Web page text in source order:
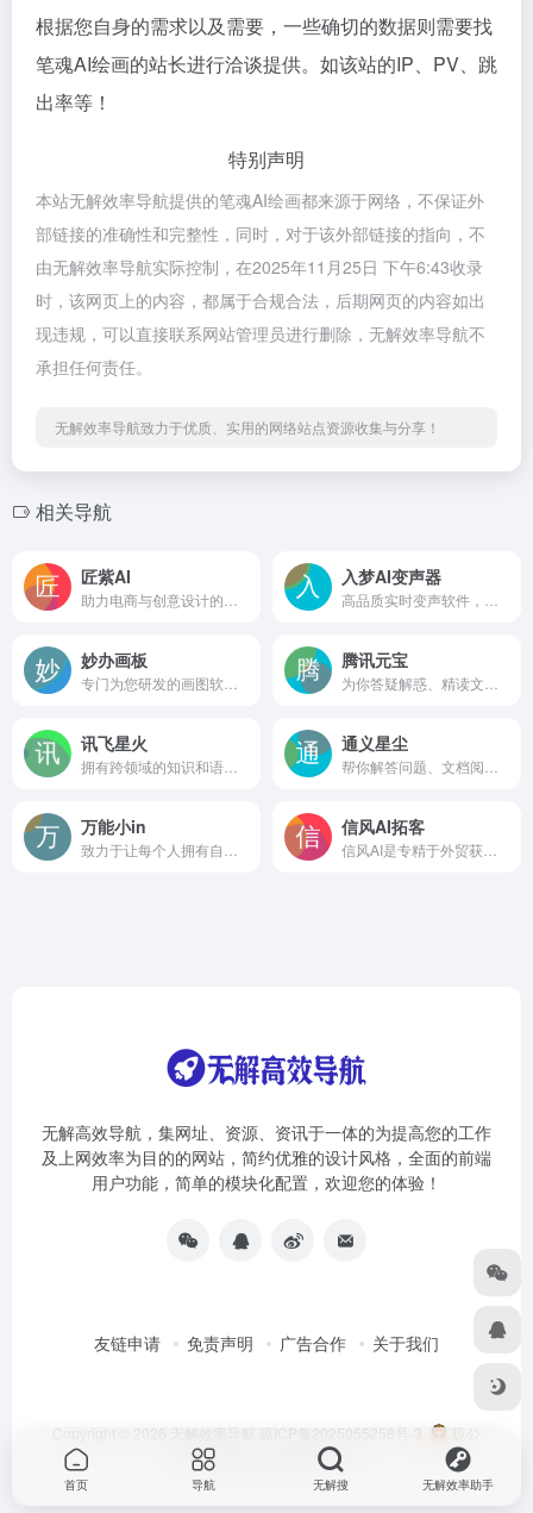
根据您自身的需求以及需要，一些确切的数据则需要找
笔魂AI绘画的站长进行洽谈提供。如该站的IP、PV、跳
出率等！
特别声明
本站无解效率导航提供的笔魂AI绘画都来源于网络，不保证外
部链接的准确性和完整性，同时，对于该外部链接的指向，不
由无解效率导航实际控制，在2025年11月25日 下午6:43收录
时，该网页上的内容，都属于合规合法，后期网页的内容如出
现违规，可以直接联系网站管理员进行删除，无解效率导航不
承担任何责任。
无解效率导航致力于优质、实用的网络站点资源收集与分享！
相关导航
匠紫AI 入梦AI变声器
妙办画板 腾讯元宝
讯飞星火 通义星尘
万能小in 信风AI拓客
无解高效导航，集网址、资源、资讯于一体的为提高您的工作
及上网效率为目的的网站，简约优雅的设计风格，全面的前端
用户功能，简单的模块化配置，欢迎您的体验！
友链申请 免责声明 广告合作 关于我们
Copyright © 2026 无解效率导航 琼ICP备2025055258号-3
琼公
网安备46010002000981号
首页 导航 无解搜 无解效率助手